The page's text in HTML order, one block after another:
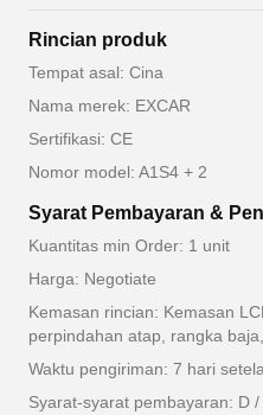
Rincian produk
Tempat asal: Cina
Nama merek: EXCAR
Sertifikasi: CE
Nomor model: A1S4 + 2
Syarat Pembayaran &
Kuantitas min Order: 1 unit
Harga: Negotiate
Kemasan rincian: Kemasan
perpindahan atap, rangka
Waktu pengiriman: 7 hari
Syarat-syarat pembayaran: D /